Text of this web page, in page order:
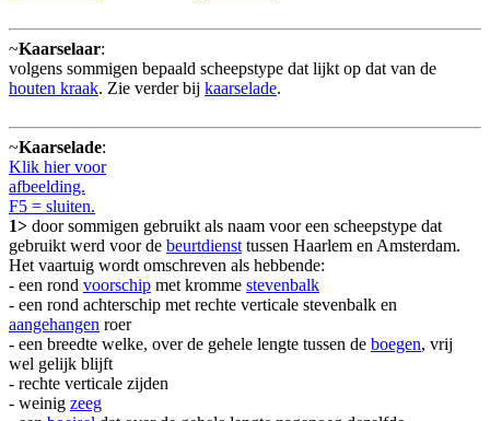
~Kaarselaar:
volgens sommigen bepaald scheepstype dat lijkt op dat van de
houten kraak. Zie verder bij kaarselade.
~Kaarselade:
Klik hier voor
afbeelding.
F5 = sluiten.
1> door sommigen gebruikt als naam voor een scheepstype dat
gebruikt werd voor de beurtdienst tussen Haarlem en Amsterdam.
Het vaartuig wordt omschreven als hebbende:
- een rond voorschip met kromme stevenbalk
- een rond achterschip met rechte verticale stevenbalk en
aangehangen roer
- een breedte welke, over de gehele lengte tussen de boegen, vrij
wel gelijk blijft
- rechte verticale zijden
- weinig zeeg